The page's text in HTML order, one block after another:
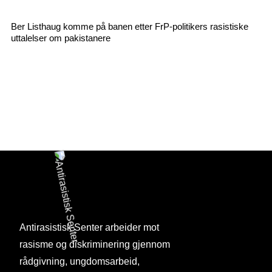
Ber Listhaug komme på banen etter FrP-politikers rasistiske
uttalelser om pakistanere
Antirasistisk Senter arbeider mot
rasisme og diskriminering gjennom
rådgivning, ungdomsarbeid,